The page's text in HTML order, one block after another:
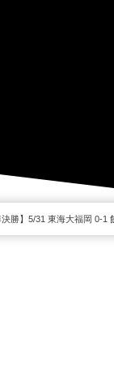
決勝】5/31 東海大福岡 0-1